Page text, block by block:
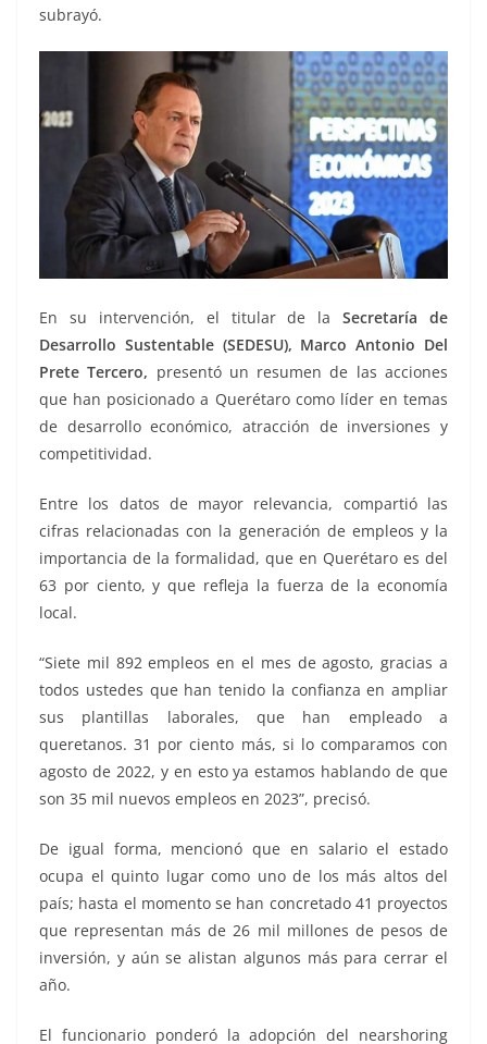
subrayó.
En su intervención, el titular de laSecretaría de
Desarrollo Sustentable (SEDESU), Marco Antonio Del
Prete Tercero, presentó un resumen de las acciones
que han posicionado a Querétaro como líder en temas
de desarrollo económico, atracción de inversiones y
competitividad.
Entre los datos de mayor relevancia, compartió las
cifras relacionadas con la generación de empleos y la
importancia de la formalidad, que en Querétaro es del
63 por ciento, y que refleja la fuerza de la economía
local.
“Siete mil 892 empleos en el mes de agosto, gracias a
todos ustedes que han tenido la confianza en ampliar
sus plantillas laborales, que han empleado a
queretanos. 31 por ciento más, si lo comparamos con
agosto de 2022, y en esto ya estamos hablando de que
son 35 mil nuevos empleos en 2023”, precisó.
De igual forma, mencionó que en salario el estado
ocupa el quinto lugar como uno de los más altos del
país; hasta el momento se han concretado 41 proyectos
que representan más de 26 mil millones de pesos de
inversión, y aún se alistan algunos más para cerrar el
año.
El funcionario ponderó la adopción del nearshoring